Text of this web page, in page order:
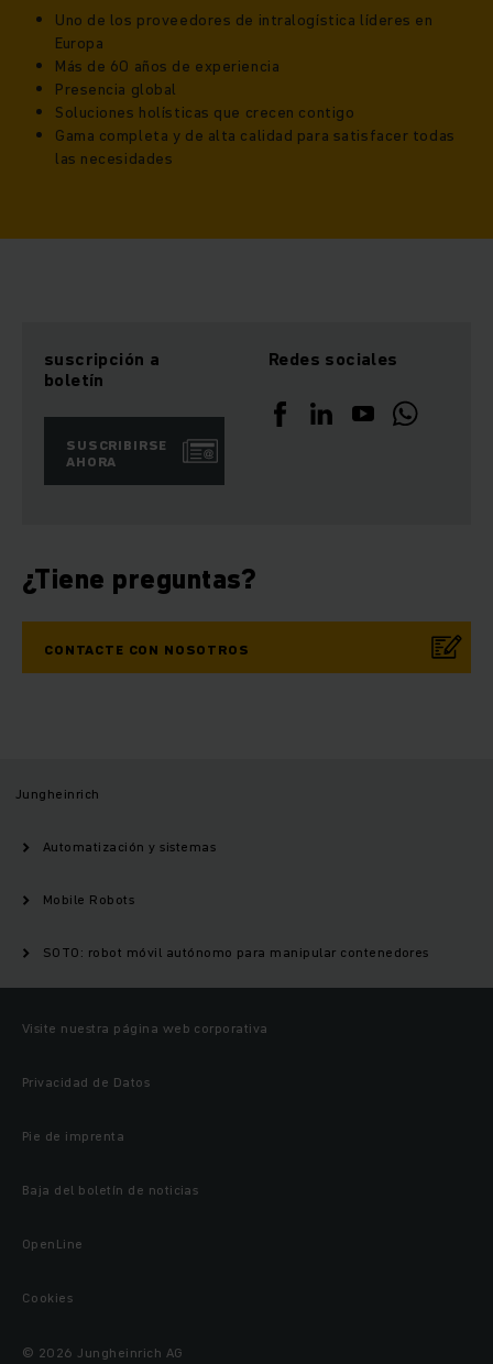
Uno de los proveedores de intralogística líderes en
Europa
Más de 60 años de experiencia
Presencia global
Soluciones holísticas que crecen contigo
Gama completa y de alta calidad para satisfacer todas
las necesidades
suscripción a
boletín
SUSCRIBIRSE
AHORA
Redes sociales
¿Tiene preguntas?
CONTACTE CON NOSOTROS
Jungheinrich
Automatización y sistemas
Mobile Robots
SOTO: robot móvil autónomo para manipular contenedores
Visite nuestra página web corporativa
Privacidad de Datos
Pie de imprenta
Baja del boletín de noticias
OpenLine
Cookies
© 2026 Jungheinrich AG